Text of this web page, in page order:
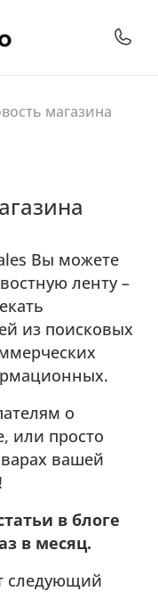
магазина
Вы можете
ленту –
из поисковых
о
или просто
вашей
в блоге
в месяц.
следующий